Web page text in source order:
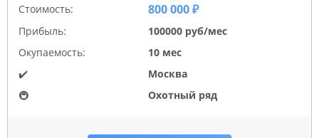
Стоимость: 800 000 ₽
Прибыль:
100000 руб/мес
Окупаемость:
10 мес
✔️
Москва
🚇
Охотный ряд